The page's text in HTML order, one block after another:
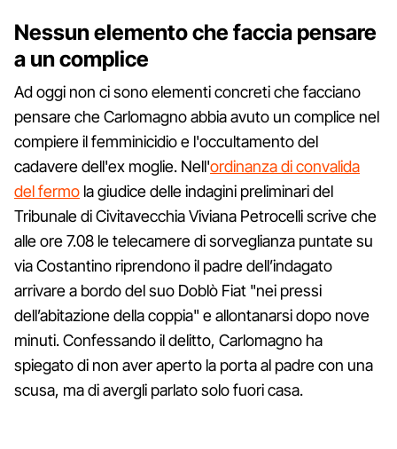
Nessun elemento che faccia pensare
a un complice
Ad oggi non ci sono elementi concreti che facciano
pensare che Carlomagno abbia avuto un complice nel
compiere il femminicidio e l'occultamento del
cadavere dell'ex moglie. Nell'ordinanza di convalida
del fermo la giudice delle indagini preliminari del
Tribunale di Civitavecchia Viviana Petrocelli scrive che
alle ore 7.08 le telecamere di sorveglianza puntate su
via Costantino riprendono il padre dell’indagato
arrivare a bordo del suo Doblò Fiat "nei pressi
dell’abitazione della coppia" e allontanarsi dopo nove
minuti. Confessando il delitto, Carlomagno ha
spiegato di non aver aperto la porta al padre con una
scusa, ma di avergli parlato solo fuori casa.